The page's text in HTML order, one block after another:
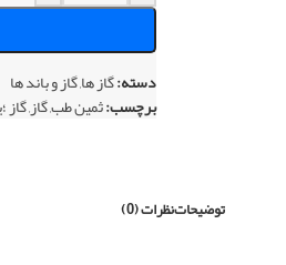
دسته:گاز ها,گاز و باند ها
برچسب:ثمین طب,گاز,گاز
توضیحاتنظرات (0)